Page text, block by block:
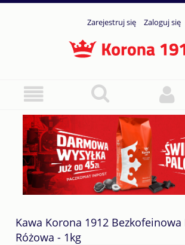
Zarejestruj się Zaloguj się
Kawa Korona 1912 Bezkofeinowa
Różowa - 1kg